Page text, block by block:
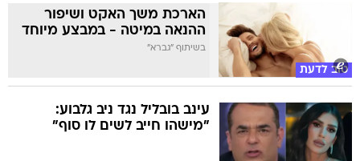
טוב לדעת
הארכת משך האקט ושיפור
ההנאה במיטה - במבצע מיוחד
בשיתוף "גברא"
עינב בובליל נגד ניב גלבוע:
"מישהו חייב לשים לו סוף"